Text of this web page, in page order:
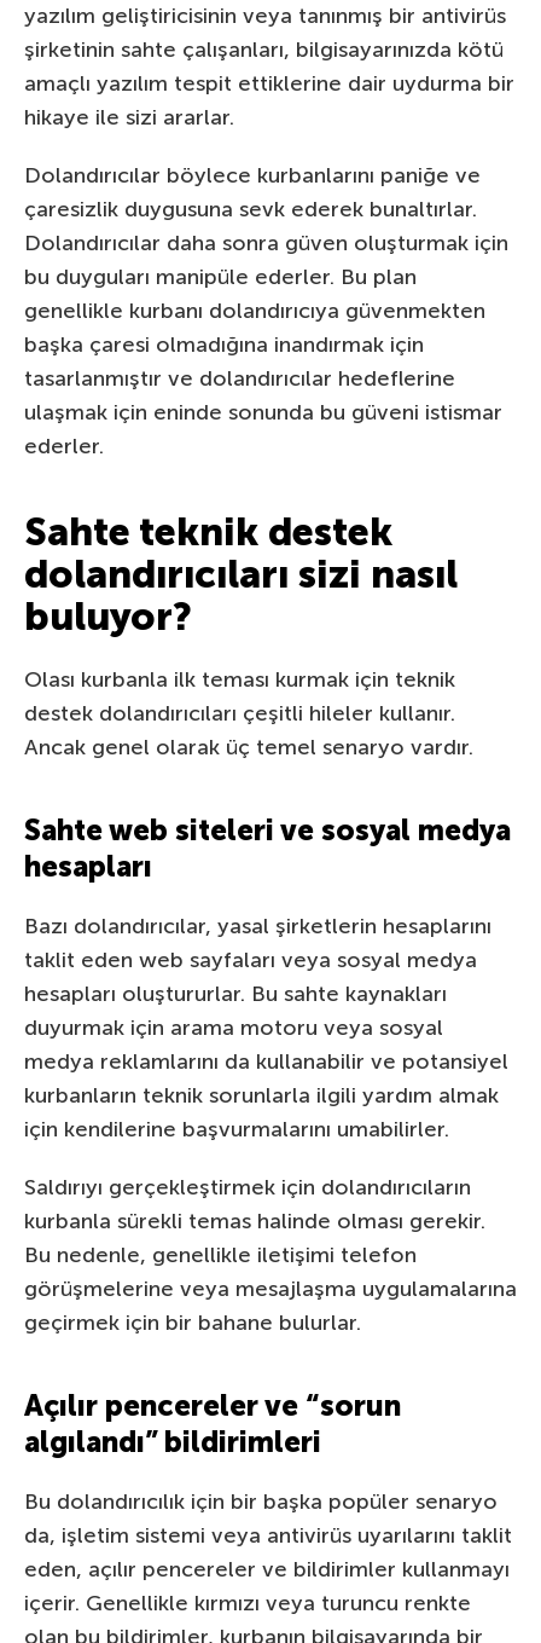
yazılım geliştiricisinin veya tanınmış bir antivirüs
şirketinin sahte çalışanları, bilgisayarınızda kötü
amaçlı yazılım tespit ettiklerine dair uydurma bir
hikaye ile sizi ararlar.
Dolandırıcılar böylece kurbanlarını paniğe ve
çaresizlik duygusuna sevk ederek bunaltırlar.
Dolandırıcılar daha sonra güven oluşturmak için
bu duyguları manipüle ederler. Bu plan
genellikle kurbanı dolandırıcıya güvenmekten
başka çaresi olmadığına inandırmak için
tasarlanmıştır ve dolandırıcılar hedeflerine
ulaşmak için eninde sonunda bu güveni istismar
ederler.
Sahte teknik destek
dolandırıcıları sizi nasıl
buluyor?
Olası kurbanla ilk teması kurmak için teknik
destek dolandırıcıları çeşitli hileler kullanır.
Ancak genel olarak üç temel senaryo vardır.
Sahte web siteleri ve sosyal medya
hesapları
Bazı dolandırıcılar, yasal şirketlerin hesaplarını
taklit eden web sayfaları veya sosyal medya
hesapları oluştururlar. Bu sahte kaynakları
duyurmak için arama motoru veya sosyal
medya reklamlarını da kullanabilir ve potansiyel
kurbanların teknik sorunlarla ilgili yardım almak
için kendilerine başvurmalarını umabilirler.
Saldırıyı gerçekleştirmek için dolandırıcıların
kurbanla sürekli temas halinde olması gerekir.
Bu nedenle, genellikle iletişimi telefon
görüşmelerine veya mesajlaşma uygulamalarına
geçirmek için bir bahane bulurlar.
Açılır pencereler ve “sorun
algılandı” bildirimleri
Bu dolandırıcılık için bir başka popüler senaryo
da, işletim sistemi veya antivirüs uyarılarını taklit
eden, açılır pencereler ve bildirimler kullanmayı
içerir. Genellikle kırmızı veya turuncu renkte
olan bu bildirimler, kurbanın bilgisayarında bir